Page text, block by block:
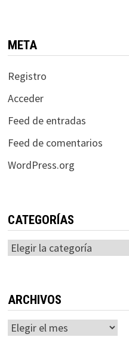
META
Registro
Acceder
Feed de entradas
Feed de comentarios
WordPress.org
CATEGORÍAS
Categorías
ARCHIVOS
Archivos